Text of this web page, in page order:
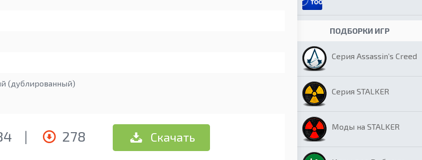
(дублированный)
| 278 Скачать
ПОДБОРКИ ИГР
Серия Assassin’s Creed
Серия STALKER
Моды на STALKER